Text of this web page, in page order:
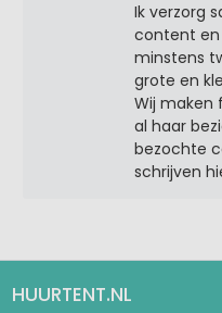
Ik verzorg
content en
minstens
grote en
Wij maken
al haar
bezochte
schrijven
HUURTENT.NL